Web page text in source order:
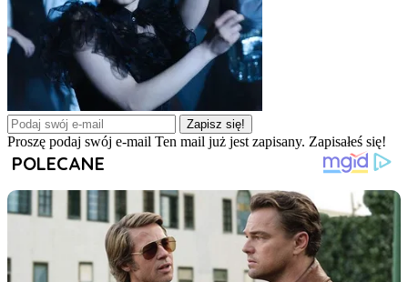
Zapisz się!
Proszę podaj swój e-mail Ten mail już jest zapisany. Zapisałeś się!